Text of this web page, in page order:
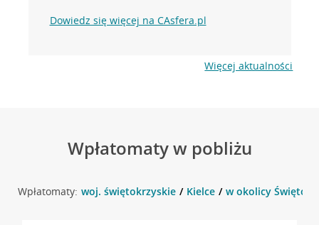
Dowiedz się więcej na CAsfera.pl
Więcej aktualności
Wpłatomaty w pobliżu
Wpłatomaty: woj. świętokrzyskie Kielce w okolicy